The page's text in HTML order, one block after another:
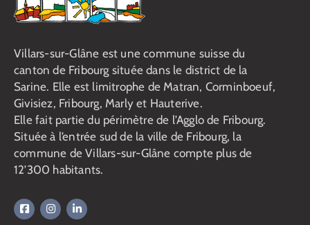
Villars-sur-Glâne est une commune suisse du
canton de Fribourg située dans le district de la
Sarine. Elle est limitrophe de Matran, Corminboeuf,
Givisiez, Fribourg, Marly et Hauterive.
Elle fait partie du périmètre de l’Agglo de Fribourg.
Située à l’entrée sud de la ville de Fribourg, la
commune de Villars-sur-Glâne compte plus de
12’300 habitants.